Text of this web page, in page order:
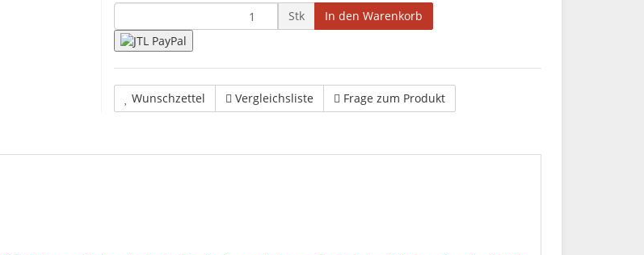
Stk In den Warenkorb
Wunschzettel Vergleichsliste Frage zum Produkt